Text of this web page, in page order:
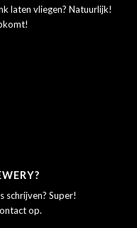
laten vliegen? Natuurlijk!
schrijven? Super!
op.